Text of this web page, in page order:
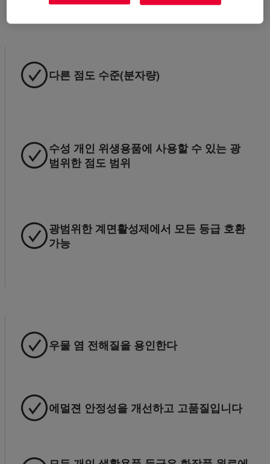
다른 점도 수준(분자량)
수성 개인 위생용품에 사용할 수 있는 광
범위한 점도 범위
광범위한 계면활성제에서 모든 등급 호환
가능
우물 염 전해질을 용인한다
에멀젼 안정성을 개선하고 고품질입니다